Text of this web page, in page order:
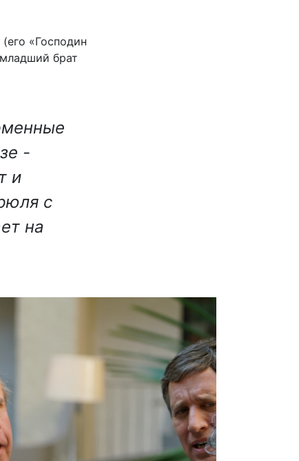
(его «Господин
брат
-
и
с
на